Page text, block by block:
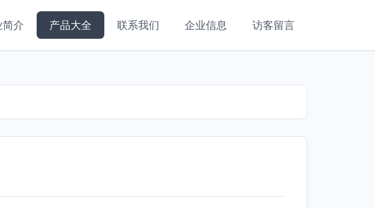
介 产品大全 联系我们 企业信息 访客留言